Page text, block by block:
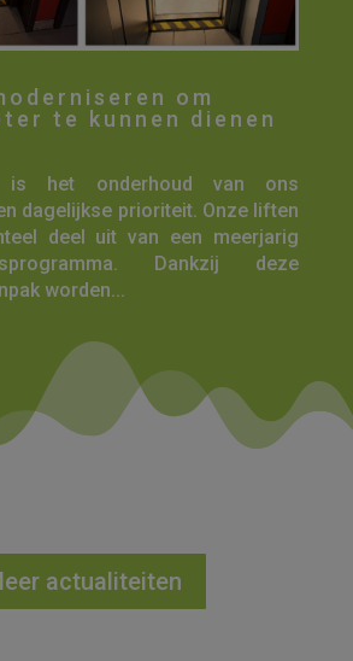
om
te kunnen dienen
is het onderhoud van ons
dagelijkse prioriteit. Onze liften
deel uit van een meerjarig
Dankzij deze
worden...
actualiteiten